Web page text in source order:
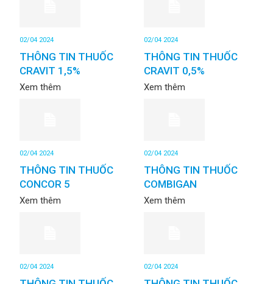
02/04 2024
THÔNG TIN THUỐC
CRAVIT 1,5%
Xem thêm
02/04 2024
THÔNG TIN THUỐC
CRAVIT 0,5%
Xem thêm
02/04 2024
THÔNG TIN THUỐC
CONCOR 5
Xem thêm
02/04 2024
THÔNG TIN THUỐC
COMBIGAN
Xem thêm
02/04 2024 02/04 2024